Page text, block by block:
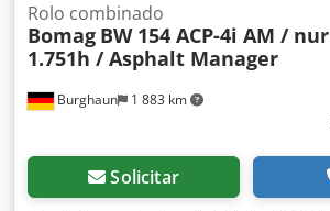
Burghaun 1 883 km
Rolo combinado
Bomag BW 154 ACP-4i AM / nur
1.751h / Asphalt Manager
Solicitar